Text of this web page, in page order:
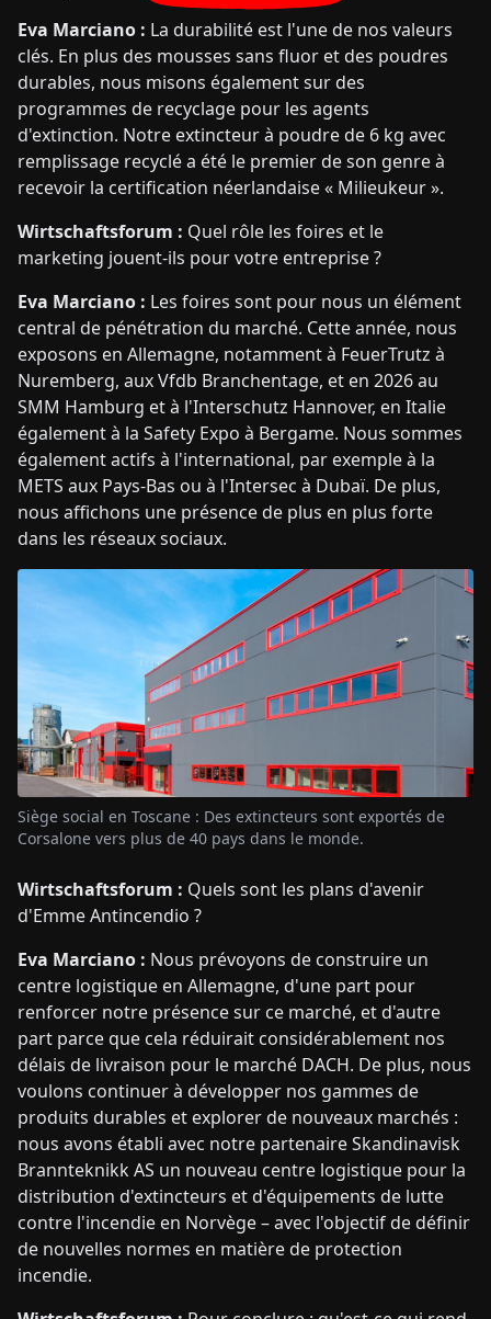
Eva Marciano : La durabilité est l'une de nos valeurs
clés. En plus des mousses sans fluor et des poudres
durables, nous misons également sur des
programmes de recyclage pour les agents
d'extinction. Notre extincteur à poudre de 6 kg avec
remplissage recyclé a été le premier de son genre à
recevoir la certification néerlandaise « Milieukeur ».
Wirtschaftsforum : Quel rôle les foires et le
marketing jouent-ils pour votre entreprise ?
Eva Marciano : Les foires sont pour nous un élément
central de pénétration du marché. Cette année, nous
exposons en Allemagne, notamment à FeuerTrutz à
Nuremberg, aux Vfdb Branchentage, et en 2026 au
SMM Hamburg et à l'Interschutz Hannover, en Italie
également à la Safety Expo à Bergame. Nous sommes
également actifs à l'international, par exemple à la
METS aux Pays-Bas ou à l'Intersec à Dubaï. De plus,
nous affichons une présence de plus en plus forte
dans les réseaux sociaux.
Siège social en Toscane : Des extincteurs sont exportés de
Corsalone vers plus de 40 pays dans le monde.
Wirtschaftsforum : Quels sont les plans d'avenir
d'Emme Antincendio ?
Eva Marciano : Nous prévoyons de construire un
centre logistique en Allemagne, d'une part pour
renforcer notre présence sur ce marché, et d'autre
part parce que cela réduirait considérablement nos
délais de livraison pour le marché DACH. De plus, nous
voulons continuer à développer nos gammes de
produits durables et explorer de nouveaux marchés :
nous avons établi avec notre partenaire Skandinavisk
Brannteknikk AS un nouveau centre logistique pour la
distribution d'extincteurs et d'équipements de lutte
contre l'incendie en Norvège – avec l'objectif de définir
de nouvelles normes en matière de protection
incendie.